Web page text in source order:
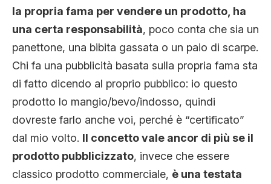
la propria fama per vendere un prodotto, ha
una certa responsabilità, poco conta che sia un
panettone, una bibita gassata o un paio di scarpe.
Chi fa una pubblicità basata sulla propria fama sta
di fatto dicendo al proprio pubblico: io questo
prodotto lo mangio/bevo/indosso, quindi
dovreste farlo anche voi, perché è “certificato”
dal mio volto. Il concetto vale ancor di più se il
prodotto pubblicizzato, invece che essere
classico prodotto commerciale, è una testata